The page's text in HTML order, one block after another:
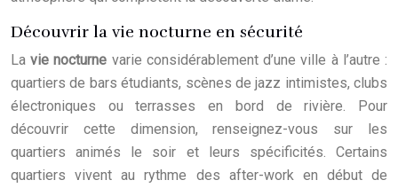
Découvrir la vie nocturne en sécurité
Lavie nocturne varie considérablement d’une ville à l’autre :
quartiers de bars étudiants, scènes de jazz intimistes, clubs
électroniques ou terrasses en bord de rivière. Pour
découvrir cette dimension, renseignez-vous sur les
quartiers animés le soir et leurs spécificités. Certains
quartiers vivent au rythme des after-work en début de